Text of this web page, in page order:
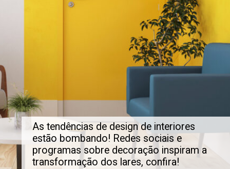
As tendências de design de interiores
estão bombando! Redes sociais e
programas sobre decoração inspiram a
transformação dos lares, confira!